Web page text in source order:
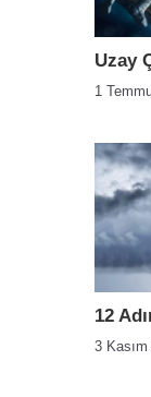
Uzay
1
12
3